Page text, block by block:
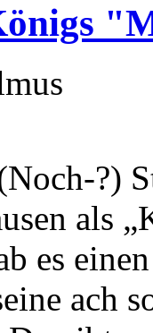
?)
als
es
ach